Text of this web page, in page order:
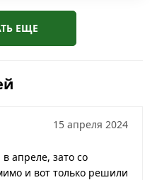
ЕЩЕ
15 апреля 2024
апреле, зато со
и вот только решили